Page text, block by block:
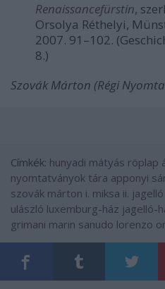
Renaissancefürstin,
Orsolya Réthelyi,
2007. 91–102.
8.)
Szovák Márton (Régi
Címkék: hunyadi mátyás röplap
nyomtatványok tára apponyi
szovák márton i. miksa ii.
ulászló luxemburg-ház jagelló-
grimani marin sanudo lorenzo